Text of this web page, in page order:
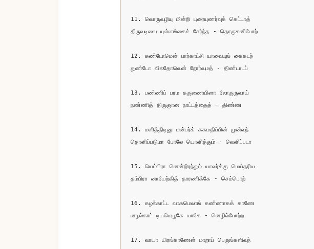
11. வொருவழியு மின்றி யுரையுணர்வுக் கெட்டாத்
திருவடிவை யுள்ளங்கைச் சேர்ந்த - தொருகனிபோற்
12. கண்டோமென் பார்காட்சி யாவையுங் கைகடந்
துண்டோ விலதோவென் றோர்வுமத் - திண்டாடப்
13. பண்ணிப் பரம கருணையினா லோருருவாய்
நண்ணித் திருஞான நாட்டத்தைத் - திண்ண
14. மளித்திடினு மன்பர்க் ககமதிப்பின் முன்வந்
தொளிப்படுமா போலே யொளித்தும் - வெளிப்படா
15. யெம்பிரா னென்றிரந்தும் யாவர்க்கு மெய்தரிய
தம்பிரா னாயேற்கித் தாரணிக்கே - செம்பொற்
16. கழல்காட்ட வாகமெலாங் கண்ணாகக் காணே
னழல்காட் டியமெழுகே யாகே - னெழில்போற்ற
17. வாயா யிரங்காணேன் மாறாப் பெருங்களிவந்